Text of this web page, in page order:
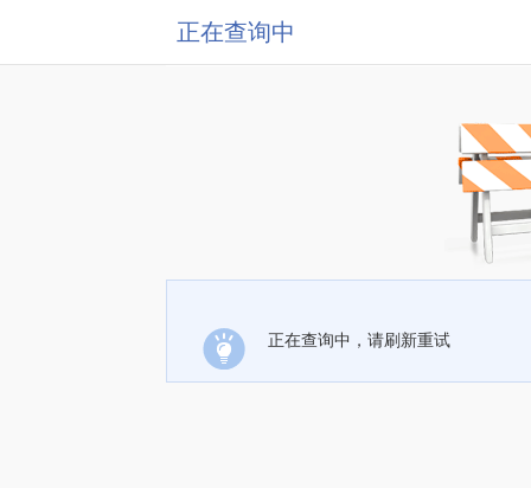
正在查询中
正在查询中，请刷新重试